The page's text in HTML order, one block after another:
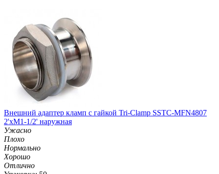
Внешний адаптер кламп с гайкой Tri-Clamp SSTC-MFN4807
2'хM1-1/2' наружная
Ужасно
Плохо
Нормально
Хорошо
Отлично